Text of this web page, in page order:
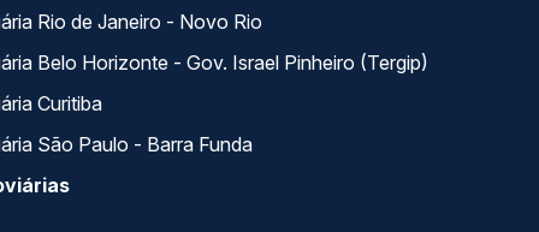
Rio de Janeiro - Novo Rio
Belo Horizonte - Gov. Israel Pinheiro (Tergip)
Curitiba
São Paulo - Barra Funda